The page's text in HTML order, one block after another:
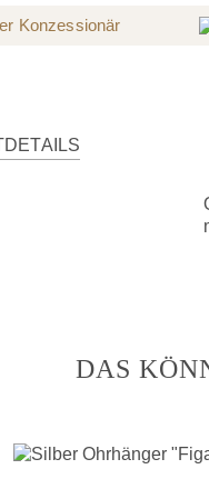
Konzessionär
DAS